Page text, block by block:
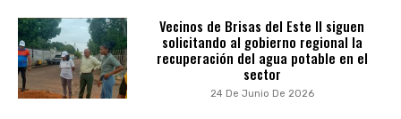
Vecinos de Brisas del Este II siguen
solicitando al gobierno regional la
recuperación del agua potable en el
sector
24 De Junio De 2026